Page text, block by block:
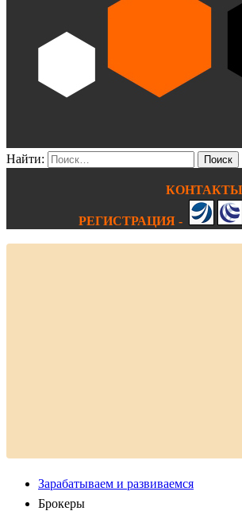
Найти:
КОНТАКТЫ
РЕГИСТРАЦИЯ -
Зарабатываем и развиваемся
Брокеры